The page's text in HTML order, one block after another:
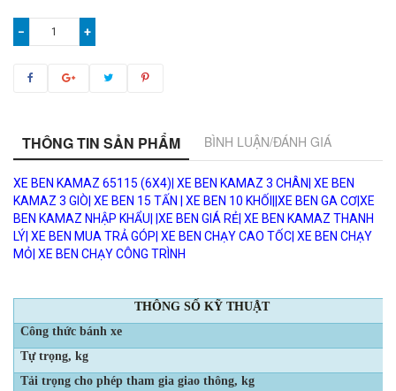
− +
THÔNG TIN SẢN PHẨM BÌNH LUẬN/ĐÁNH GIÁ
XE BEN KAMAZ 65115 (6X4)| XE BEN KAMAZ 3 CHÂN| XE BEN
KAMAZ 3 GIÒ| XE BEN 15 TẤN | XE BEN 10 KHỐI|
|XE BEN GA CƠ|XE
BEN KAMAZ NHẬP KHẨU| |XE BEN GIÁ RẺ| XE BEN KAMAZ THANH
LÝ| XE BEN MUA TRẢ GÓP| XE BEN CHẠY CAO TỐC| XE BEN CHẠY
MỎ| XE BEN CHẠY CÔNG TRÌNH
THÔNG SỐ KỸ THUẬT
Công thức bánh xe
Tự trọng, kg
Tải trọng cho phép tham gia giao thông, kg